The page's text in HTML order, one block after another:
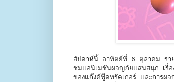
สัปดาห์นี้ อาทิตย์ที่ 6 ตุลาคม ร
ชมแอนิเมชันผจญภัยแสนสนุก เรื่
ของแก๊งค์ฟู๊ดทรัคเกอร์ และการผ